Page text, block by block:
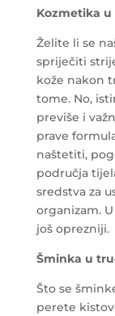
Kozmetika
Želite li se
spriječiti
kože nakon
tome. No,
previše i
prave
naštetiti,
područja
sredstva za
organizam.
još oprezniji.
Šminka u
Što se
perete